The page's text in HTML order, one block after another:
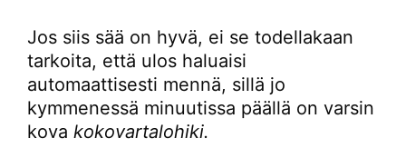
Jos siis sää on hyvä, ei se todellakaan
tarkoita, että ulos haluaisi
automaattisesti mennä, sillä jo
kymmenessä minuutissa päällä on varsin
kova kokovartalohiki.